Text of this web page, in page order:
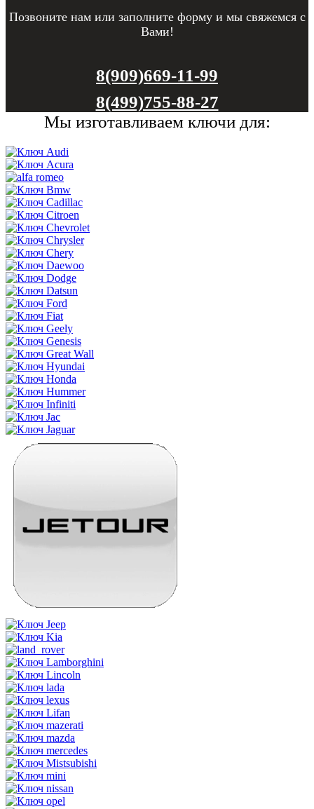
Позвоните нам или заполните форму и мы свяжемся с
Вами!
8(909)669-11-99
8(499)755-88-27
Мы изготавливаем ключи для: